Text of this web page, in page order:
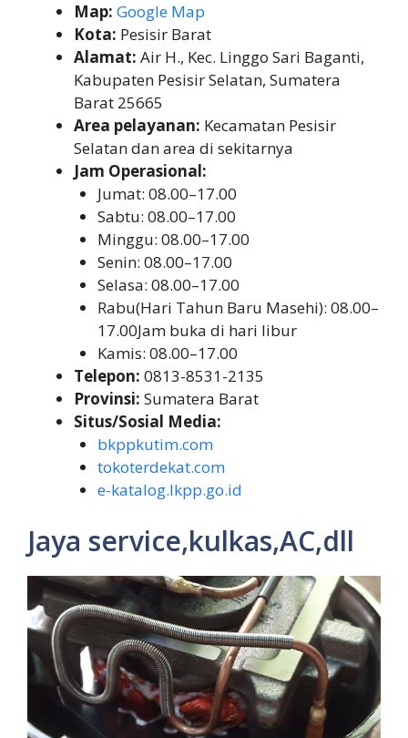
Map: Google Map
Kota: Pesisir Barat
Alamat: Air H., Kec. Linggo Sari Baganti,
Kabupaten Pesisir Selatan, Sumatera
Barat 25665
Area pelayanan: Kecamatan Pesisir
Selatan dan area di sekitarnya
Jam Operasional:
Jumat: 08.00–17.00
Sabtu: 08.00–17.00
Minggu: 08.00–17.00
Senin: 08.00–17.00
Selasa: 08.00–17.00
Rabu(Hari Tahun Baru Masehi): 08.00–
17.00Jam buka di hari libur
Kamis: 08.00–17.00
Telepon: 0813-8531-2135
Provinsi: Sumatera Barat
Situs/Sosial Media:
bkppkutim.com
tokoterdekat.com
e-katalog.lkpp.go.id
Jaya service,kulkas,AC,dll